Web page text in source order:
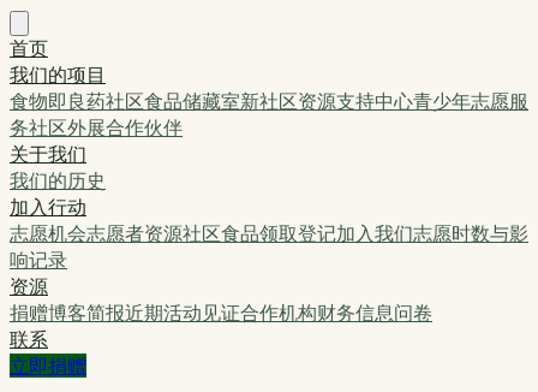
首页
我们的项目
食物即良药社区食品储藏室新社区资源支持中心青少年志愿服
务社区外展合作伙伴
关于我们
我们的历史
加入行动
志愿机会志愿者资源社区食品领取登记加入我们志愿时数与影
响记录
资源
捐赠博客简报近期活动 见证合作机构财务信息问卷
联系
立即捐赠